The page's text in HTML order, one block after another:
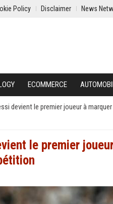
Policy Disclaimer News
ECOMMERCE
devient le premier joueur à
le premier